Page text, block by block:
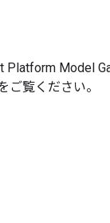
Platform Model
ご覧ください。